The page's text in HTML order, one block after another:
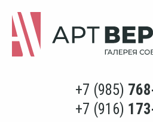
+7 (985)
+7 (916)